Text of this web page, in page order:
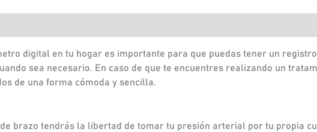
digital en tu hogar es importante para que puedas tener un
sea necesario. En caso de que te encuentres realizando un
de una forma cómoda y sencilla.
brazo tendrás la libertad de tomar tu presión arterial por tu propia